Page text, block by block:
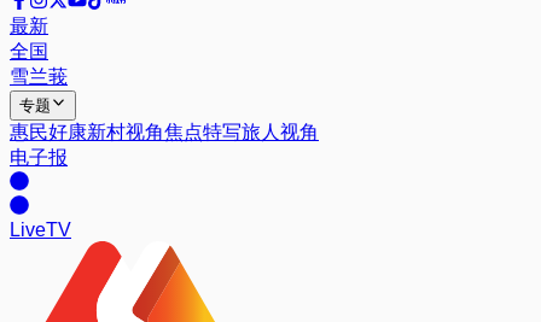
最新
全国
雪兰莪
专题
惠民好康新村视角焦点特写旅人视角
电子报
LiveTV